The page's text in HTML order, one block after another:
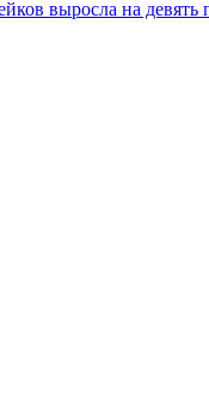
выросла на девять